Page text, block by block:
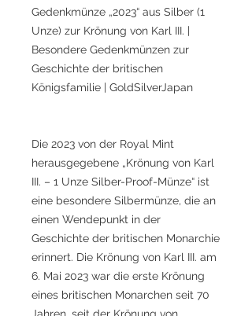
Gedenkmünze „2023“ aus Silber (1
Unze) zur Krönung von Karl III. |
Besondere Gedenkmünzen zur
Geschichte der britischen
Königsfamilie | GoldSilverJapan
Die 2023 von der Royal Mint
herausgegebene „Krönung von Karl
III. – 1 Unze Silber-Proof-Münze“ ist
eine besondere Silbermünze, die an
einen Wendepunkt in der
Geschichte der britischen Monarchie
erinnert. Die Krönung von Karl III. am
6. Mai 2023 war die erste Krönung
eines britischen Monarchen seit 70
Jahren, seit der Krönung von